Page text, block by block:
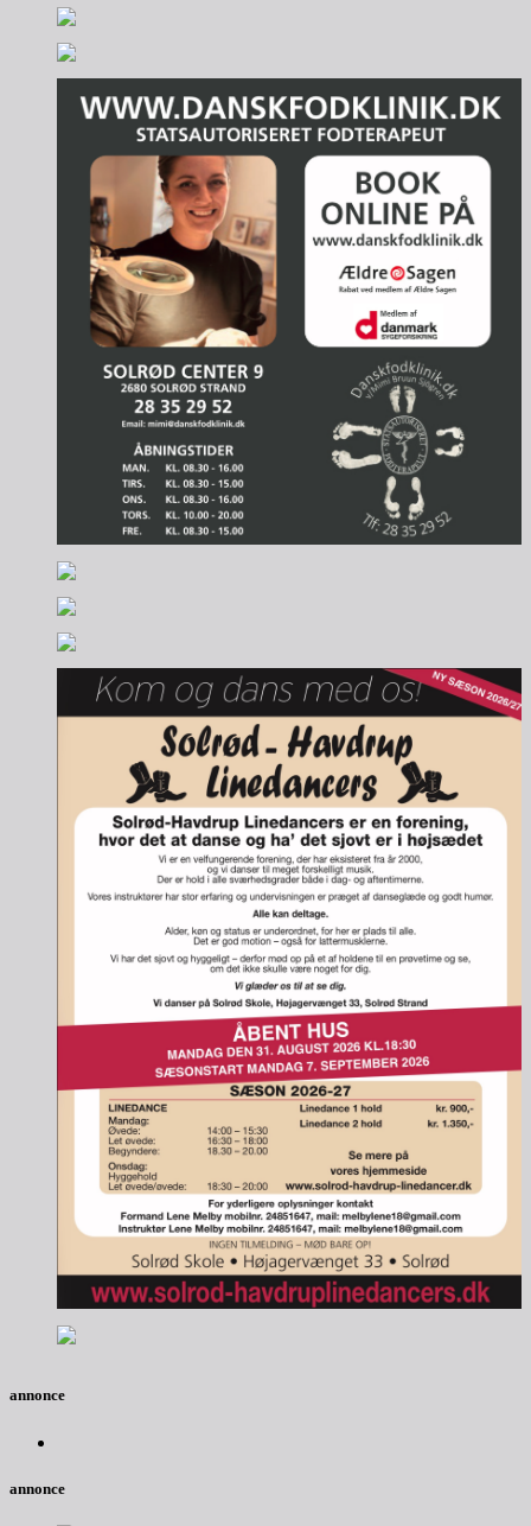
annonce
annonce